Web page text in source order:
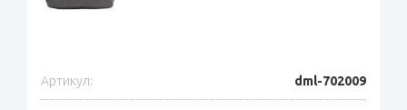
Артикул: dml-702009